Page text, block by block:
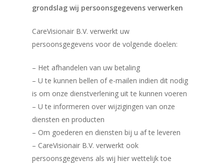
grondslag wij persoonsgegevens verwerken
CareVisionair B.V. verwerkt uw
persoonsgegevens voor de volgende doelen:
– Het afhandelen van uw betaling
– U te kunnen bellen of e-mailen indien dit nodig
is om onze dienstverlening uit te kunnen voeren
– U te informeren over wijzigingen van onze
diensten en producten
– Om goederen en diensten bij u af te leveren
– CareVisionair B.V. verwerkt ook
persoonsgegevens als wij hier wettelijk toe